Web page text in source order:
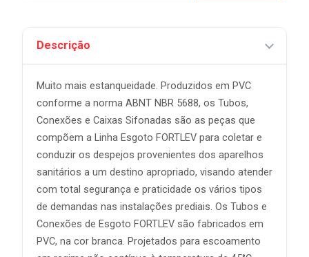
Descrição
Muito mais estanqueidade. Produzidos em PVC
conforme a norma ABNT NBR 5688, os Tubos,
Conexões e Caixas Sifonadas são as peças que
compõem a Linha Esgoto FORTLEV para coletar e
conduzir os despejos provenientes dos aparelhos
sanitários a um destino apropriado, visando atender
com total segurança e praticidade os vários tipos
de demandas nas instalações prediais. Os Tubos e
Conexões de Esgoto FORTLEV são fabricados em
PVC, na cor branca. Projetados para escoamento